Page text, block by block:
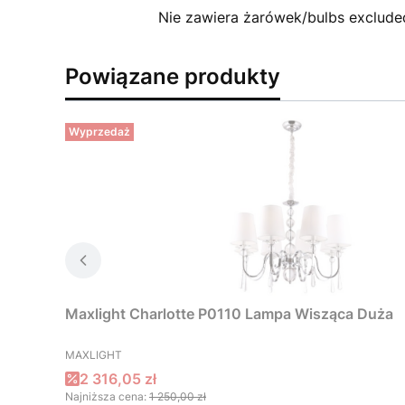
Nie zawiera żarówek/bulbs
Powiązane produkty
Wyprzedaż
Maxlight Charlotte P0110 Lampa Wisząca Duża
PRODUCENT
MAXLIGHT
Cena promocyjna
2 316,05 zł
Najniższa cena: 1 250,00 zł